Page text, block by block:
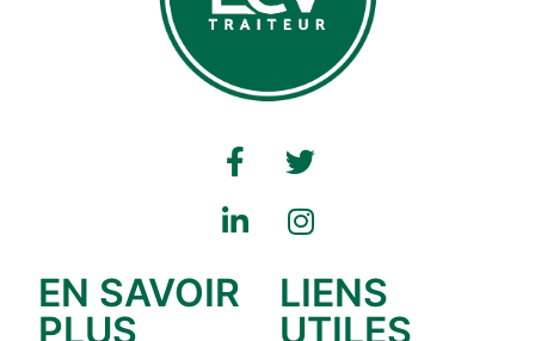
EN SAVOIR
PLUS
LIENS
UTILES